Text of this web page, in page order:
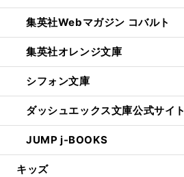
集英社Webマガジン コバルト
集英社オレンジ文庫
シフォン文庫
ダッシュエックス文庫公式サイト
JUMP j-BOOKS
キッズ